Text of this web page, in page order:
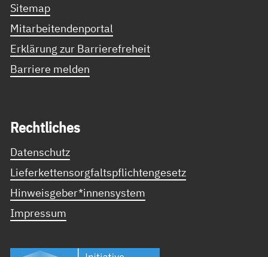
Sitemap
Mitarbeitendenportal
Erklärung zur Barrierefreheit
Barriere melden
Recht­li­ches
Datenschutz
Lieferkettensorgfaltspflichtengesetz
Hinweisgeber*innensystem
Impressum